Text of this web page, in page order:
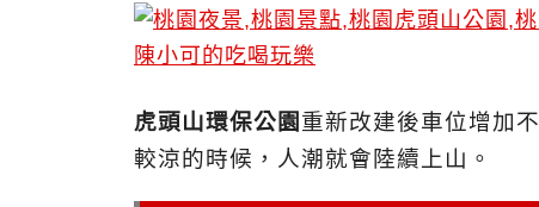
虎頭山環保公園 重新改建後車位增加
較涼的時候，人潮就會陸續上山。